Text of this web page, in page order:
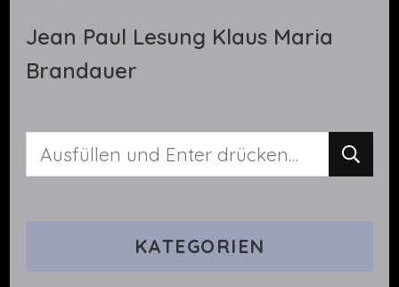
Jean Paul Lesung Klaus Maria
Brandauer
Suchst
KATEGORIEN